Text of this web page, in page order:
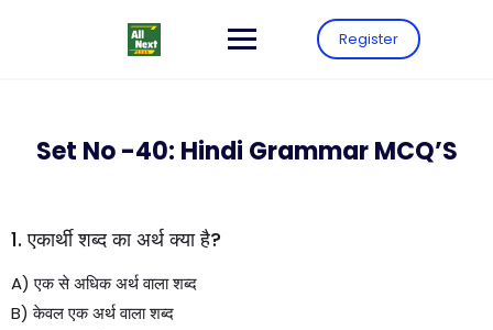
Register
Set No -40: Hindi Grammar MCQ’S
1. एकार्थी शब्द का अर्थ क्या है?
A) एक से अधिक अर्थ वाला शब्द
B) केवल एक अर्थ वाला शब्द